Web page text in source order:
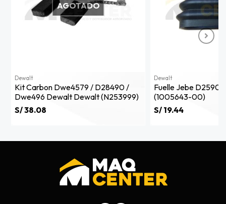
AGOTADO
Dewalt
Kit Carbon Dwe4579 / D28490 /
Dwe496 Dewalt Dewalt (n253999)
S/ 38.08
Dewalt
Fuelle Jebe
(1005643-00)
S/ 19.44